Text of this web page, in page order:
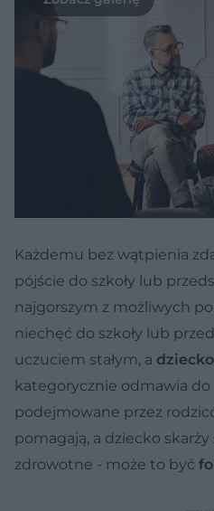
Każdemu bez wątpienia
pójście do szkoły lub
najgorszym z możliwych
niechęć do szkoły lub
uczuciem stałym, a dziecko
kategorycznie odmawia
podejmowane przez
pomagają, a dziecko
zdrowotne - może to być